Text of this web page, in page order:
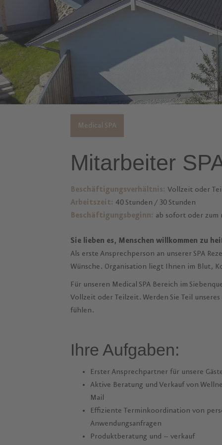
Medical SPA
Mitarbeiter
Beschäftigungsverhältnis: Vollzeit oder
Arbeitszeit: 40 Stunden / 30 Stunden
Beschäftigungsbeginn: ab sofort oder
Sie lieben es, Menschen willkommen zu
Als erste Ansprechperson an unserer SPA
Wünsche. Organisation liegt Ihnen im Blut,
Für unseren Medical SPA Bereich im
Vollzeit oder Teilzeit. Werden Sie Teil
fühlen.
Ihre Aufgaben:
Erster Ansprechpartner für unsere
Aktive Beratung und Verkauf von
Mail
Effiziente Terminkoordination von
Anwendungsanfragen
Produktberatung und – verkauf